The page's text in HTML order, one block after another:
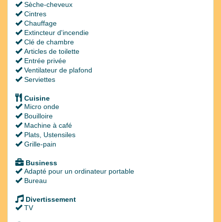
Sèche-cheveux
Cintres
Chauffage
Extincteur d'incendie
Clé de chambre
Articles de toilette
Entrée privée
Ventilateur de plafond
Serviettes
Cuisine
Micro onde
Bouilloire
Machine à café
Plats, Ustensiles
Grille-pain
Business
Adapté pour un ordinateur portable
Bureau
Divertissement
TV